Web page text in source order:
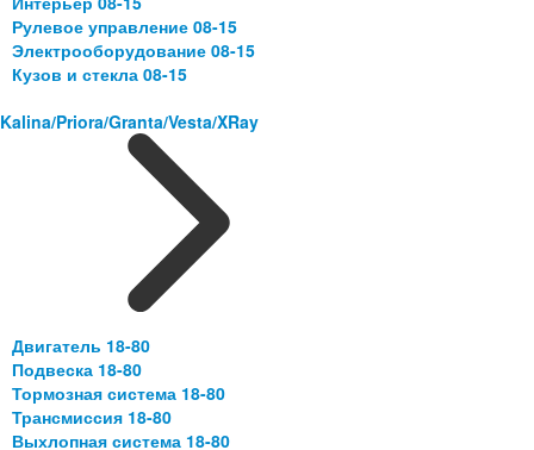
Рулевое управление 08-15
Электрооборудование 08-15
Кузов и стекла 08-15
Kalina/Priora/Granta/Vesta/XRay
Двигатель 18-80
Подвеска 18-80
Тормозная система 18-80
Трансмиссия 18-80
Выхлопная система 18-80